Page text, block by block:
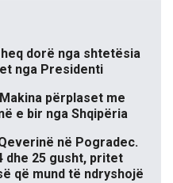
dorë nga shtetësia
nga Presidenti
përplaset me
e bir nga Shqipëria
në Pogradec.
dhe 25 gusht, pritet
që mund të ndryshojë